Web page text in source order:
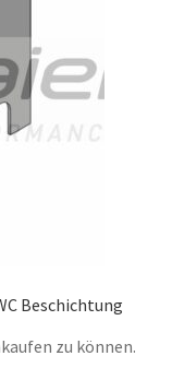
Beschichtung
zu können.